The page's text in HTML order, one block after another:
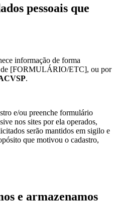
pessoais que
informação de forma
de [FORMULÁRIO/ETC], ou por
.
e/ou preenche formulário
nos sites por ela operados,
serão mantidos em sigilo e
que motivou o cadastro,
e armazenamos